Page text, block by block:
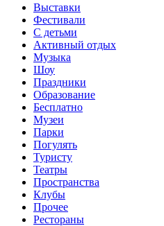
Выставки
Фестивали
С детьми
Активный отдых
Музыка
Шоу
Праздники
Образование
Бесплатно
Музеи
Парки
Погулять
Туристу
Театры
Пространства
Клубы
Прочее
Рестораны